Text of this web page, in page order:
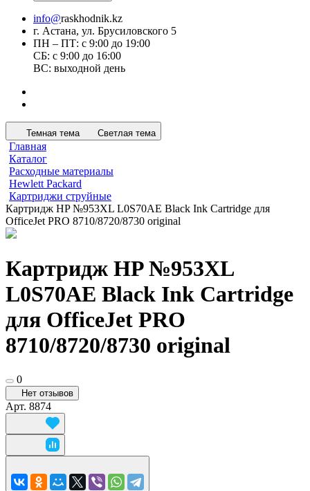
info@raskhodnik.kz
г. Астана, ул. Брусиловского 5
ПН – ПТ: с 9:00 до 19:00
СБ: с 9:00 до 16:00
ВС: выходной день
Темная тема Светлая тема
Главная
Каталог
Расходные материалы
Hewlett Packard
Картриджи струйные
Картридж HP №953XL L0S70AE Black Ink Cartridge для
OfficeJet PRO 8710/8720/8730 original
Картридж HP №953XL
L0S70AE Black Ink Cartridge
для OfficeJet PRO
8710/8720/8730 original
0
Нет отзывов
Арт. 8874